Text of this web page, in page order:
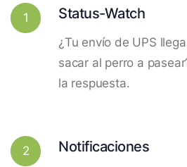
1 Status-Watch
¿Tu envío de UPS
sacar al perro a
la respuesta.
2 Notificaciones